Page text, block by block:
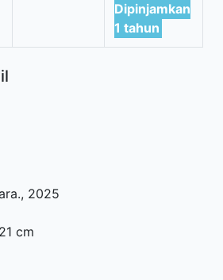
Dipinjamkan
1 tahun
., 2025
cm